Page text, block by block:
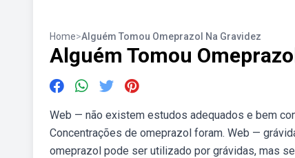
Home>Alguém Tomou Omeprazol Na Gravidez
Alguém Tomou
Web — não existem estudos adequados e bem
Concentrações de omeprazol foram. Web —
omeprazol pode ser utilizado por grávidas, mas